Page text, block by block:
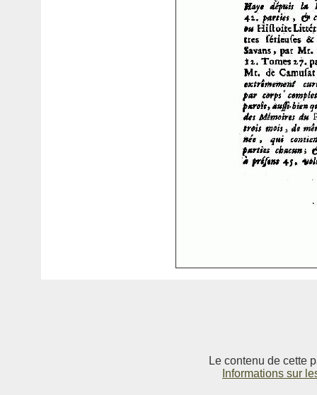
Le contenu de cette
Informations sur